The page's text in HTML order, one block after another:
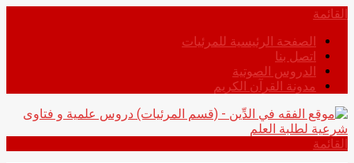
انتقل
المحتوى
القائمة
الصفحة الرئيسية للمرئيات
اتصل بنا
الدروس الصوتية
مدونة القرآن الكريم
القائمة